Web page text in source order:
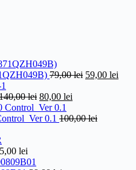
79,00lei Prețul
79,00 lei.
59,00 lei
lei Prețul
inițial
a
80,00 lei
este:
0.1 100,00lei
lei